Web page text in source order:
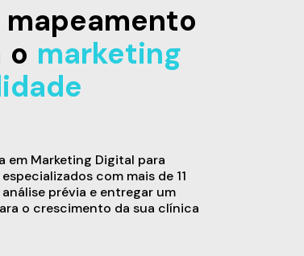
o marketing
em Marketing Digital para
com mais de 11
prévia e entregar um
o crescimento da sua clínica